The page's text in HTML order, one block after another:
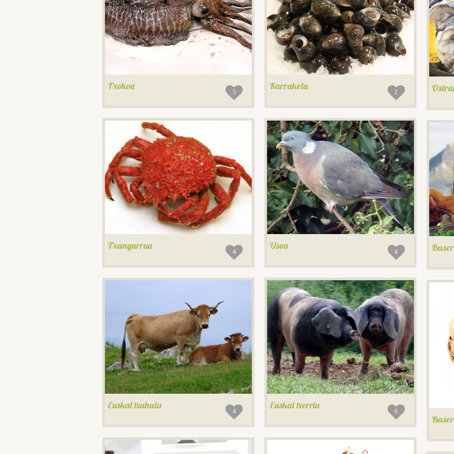
Txokoa
5
Karrakela
2
Txangurrua
4
Usoa
4
Euskal txahala
4
Euskal txerria
6